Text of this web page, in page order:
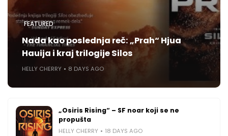
FEATURED
Nada kao poslednja reč: „Prah“ Hjua
Hauija i kraj trilogije Silos
HELLY CHERRY 8 DAYS AGO
„Osiris Rising“ – SF noar koji se ne
propušta
HELLY CHERRY 18 DAYS AGO